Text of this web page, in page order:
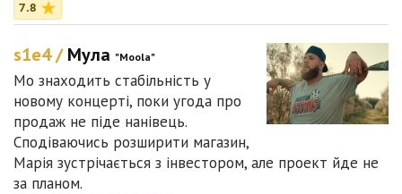
7.8
s1e4 /Мула "Moola"
Мо знаходить стабільність у
новому концерті, поки угода про
продаж не піде нанівець.
Сподіваючись розширити магазин,
Марія зустрічається з інвестором, але проект йде не
за планом.